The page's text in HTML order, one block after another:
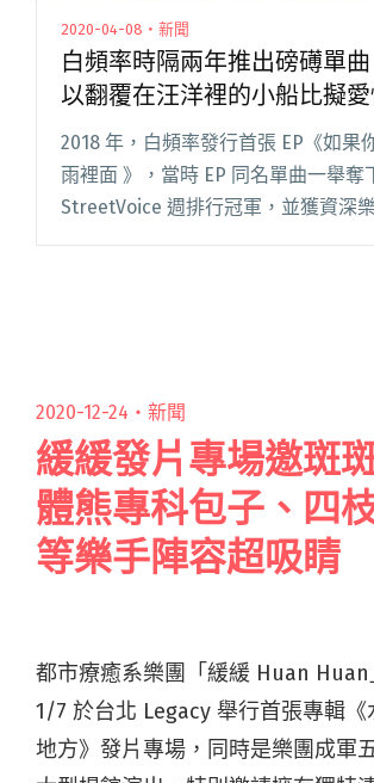
2020-04-08・新聞
白頻率時隔兩年推出磅礡單曲
以翻覆在汪洋裡的小船比擬
2018 年，白頻率發行首張 EP《如果
雨裡面 》，當時 EP 同名單曲一舉奪
StreetVoice 週排行冠軍，並獲資深
師的推薦，沉潛近兩年，他們終於推
2020-12-24・ 新聞
緩緩發片專場邀斑
體熊專科包子、四
等樂手陣容超吸睛
都市療癒系樂團「緩緩 Huan
1/7 於台北 Legacy 舉行首張專輯
地方》發片專場，同時是樂團成軍